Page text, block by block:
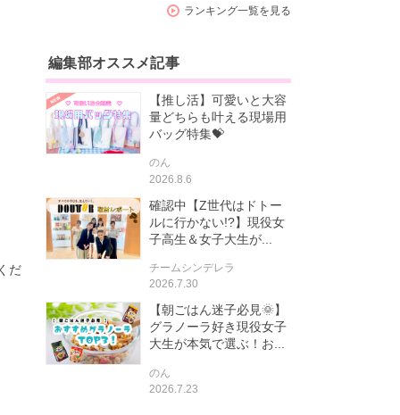
だ
ランキング一覧を見る
編集部オススメ記事
【推し活】可愛いと大容
量どちらも叶える現場用
バッグ特集💝
のん
2026.8.6
確認中【Z世代はドトー
ルに行かない!?】現役女
子高生＆女子大生が...
チームシンデレラ
2026.7.30
【朝ごはん迷子必見🌞】
グラノーラ好き現役女子
大生が本気で選ぶ！お...
のん
2026.7.23